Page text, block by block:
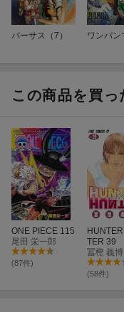
バーサス（7） ワンパン
この商品を買
ONE PIECE 115
尾田 栄一郎
(87件)
TER 39
冨樫 義博
(58件)